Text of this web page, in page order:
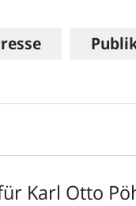
Karl Otto